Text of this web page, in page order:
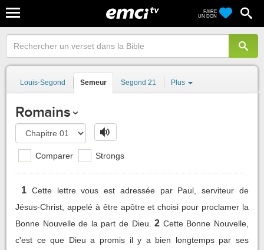
FAIRE
UN DON
Louis-Segond Semeur Segond 21 Plus
Romains
Comparer Strongs
1 Cette lettre vous est adressée par Paul, serviteur de
Jésus-Christ, appelé à être apôtre et choisi pour proclamer la
Bonne Nouvelle de la part de Dieu.
2 Cette Bonne Nouvelle,
c'est ce que Dieu a promis il y a bien longtemps par ses